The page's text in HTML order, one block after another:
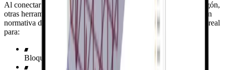
Al conectar elementos de acero a bloques o elementos de hormigón,
otras herramientas no le permiten diseñar y realizar la verificación
normativa de todo. No se limite a plantillas y utilice la armadura real
para:
Bloques de cimentación simples